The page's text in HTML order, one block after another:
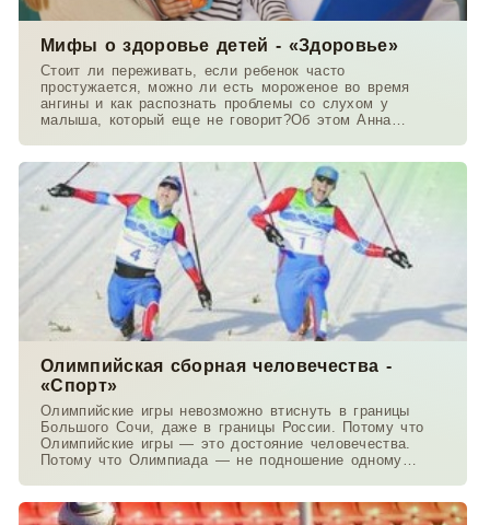
Мифы о здоровье детей - «Здоровье»
Стоит ли переживать, если ребенок часто
простужается, можно ли есть мороженое во время
ангины и как распознать проблемы со слухом у
малыша, который еще не говорит?Об этом Анна
Олимпийская сборная человечества -
«Спорт»
Олимпийские игры невозможно втиснуть в границы
Большого Сочи, даже в границы России. Потому что
Олимпийские игры — это достояние человечества.
Потому что Олимпиада — не подношение одному